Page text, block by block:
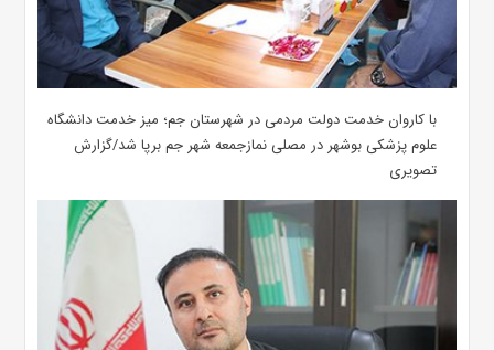
با کاروان خدمت دولت مردمی در شهرستان جم؛ میز خدمت دانشگاه
علوم پزشکی بوشهر در مصلی نمازجمعه شهر جم برپا شد/گزارش
تصویری